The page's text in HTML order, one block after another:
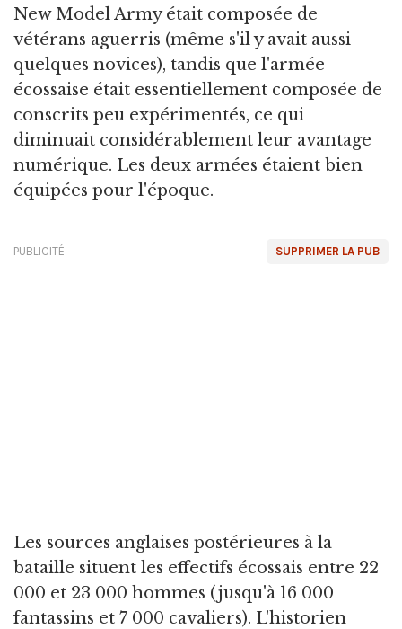
New Model Army était composée de
vétérans aguerris (même s'il y avait aussi
quelques novices), tandis que l'armée
écossaise était essentiellement composée de
conscrits peu expérimentés, ce qui
diminuait considérablement leur avantage
numérique. Les deux armées étaient bien
équipées pour l'époque.
SUPPRIMER LA PUB
PUBLICITÉ
Les sources anglaises postérieures à la
bataille situent les effectifs écossais entre 22
000 et 23 000 hommes (jusqu'à 16 000
fantassins et 7 000 cavaliers). L'historien